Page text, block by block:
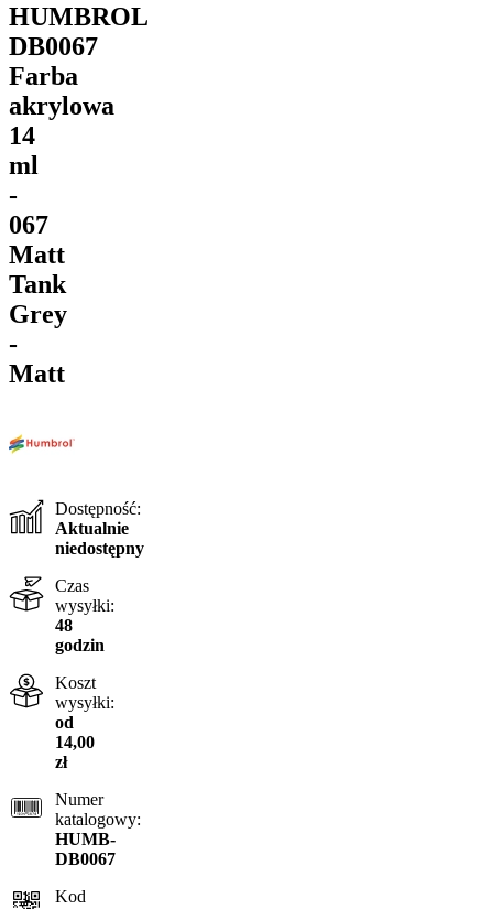
HUMBROL
DB0067
Farba
akrylowa
14
ml
-
067
Matt
Tank
Grey
-
Matt
Dostępność:
Aktualnie
niedostępny
Czas
wysyłki:
48
godzin
Koszt
wysyłki:
od
14,00
zł
Numer
katalogowy:
HUMB-
DB0067
Kod